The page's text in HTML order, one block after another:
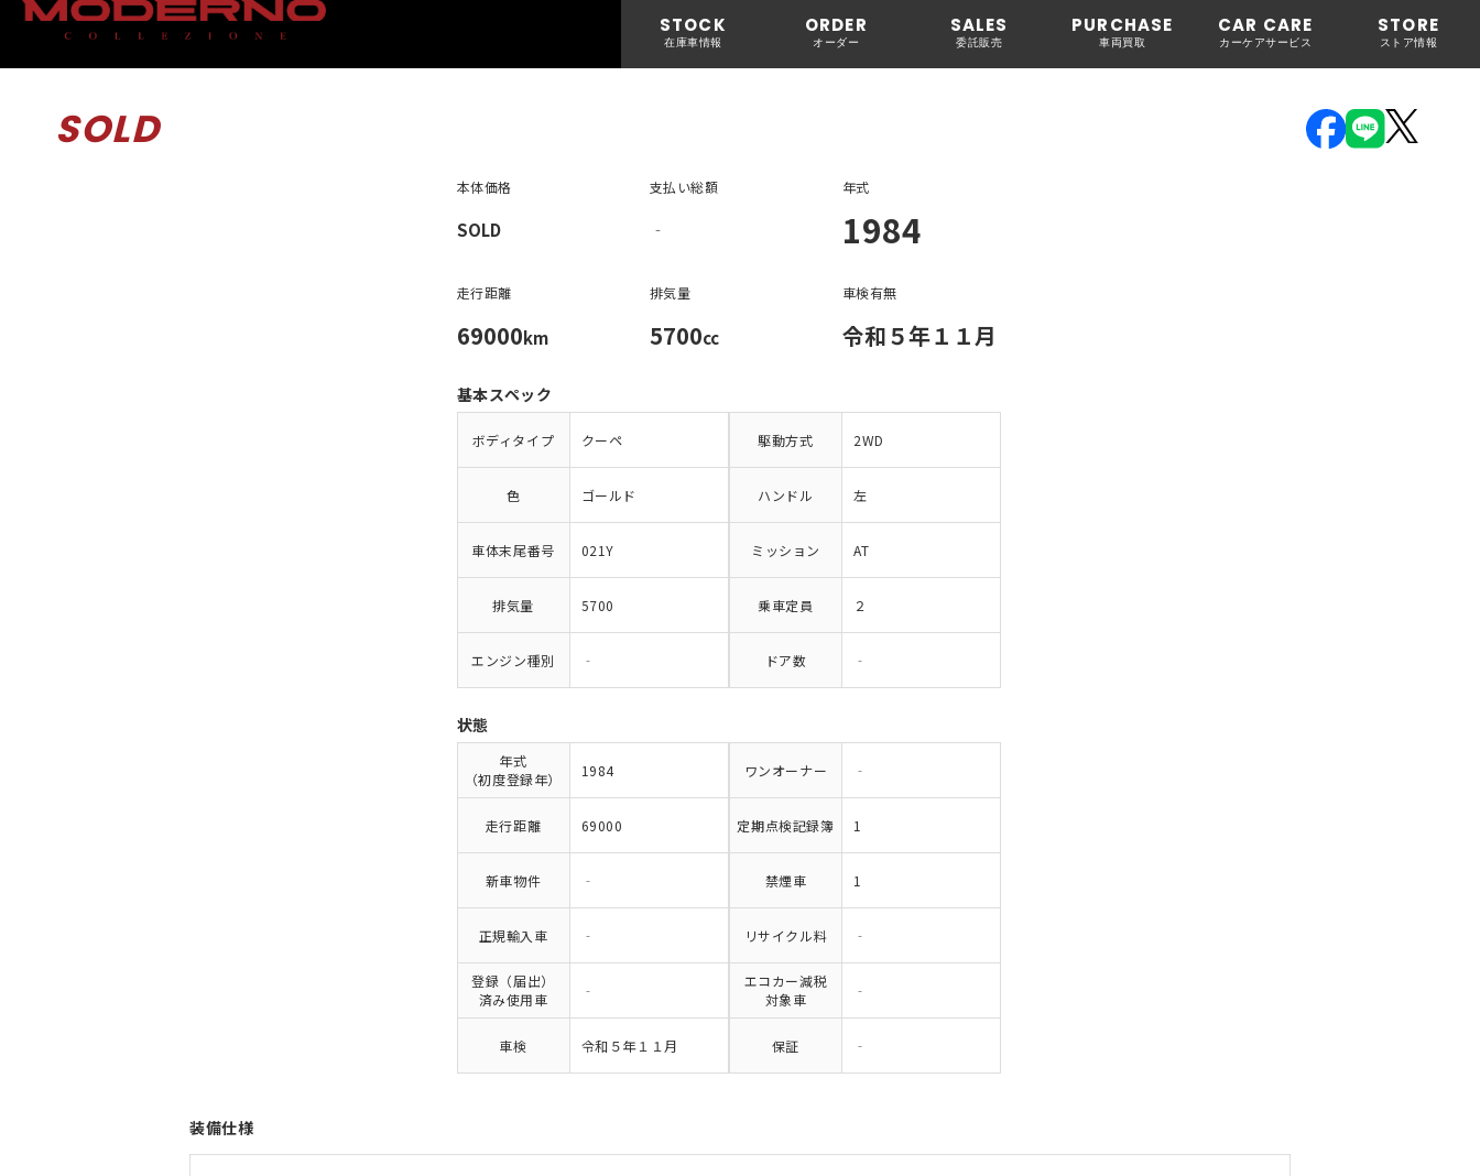
STOCK
在庫車情報
ORDER
オーダー
SALES
委託販売
PURCHASE
車両買取
CAR CARE
カーケアサービス
STORE
ストア情報
SOLD
本体価格
SOLD
支払い総額
‐
年式
1984
走行距離
69000km
排気量
5700cc
車検有無
令和５年１１月
基本スペック
ボディタイプ クーペ
色 ゴールド
車体末尾番号 021Y
排気量 5700
エンジン種別 ‐
駆動方式 2WD
ハンドル 左
ミッション AT
乗車定員 ２
ドア数 ‐
状態
年式
（初度登録年）
1984
走行距離 69000
新車物件 ‐
正規輸入車 ‐
登録（届出）
済み使用車
‐
車検 令和５年１１月
ワンオーナー ‐
定期点検記録簿 1
禁煙車 1
リサイクル料 ‐
エコカー減税
対象車
‐
保証 ‐
装備仕様